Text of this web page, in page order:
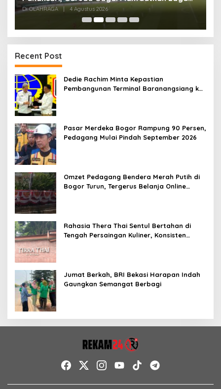
Kandang
Di OLAHRAGA 4 Agustus 2026
Recent Post
Dedie Rachim Minta Kepastian
Pembangunan Terminal Baranangsiang ke
Pasar Merdeka Bogor Rampung 90 Persen,
Pedagang Mulai Pindah September 2026
Omzet Pedagang Bendera Merah Putih di
Bogor Turun, Tergerus Belanja Online
Rahasia Thera Thai Sentul Bertahan di
Tengah Persaingan Kuliner, Konsisten
Jumat Berkah, BRI Bekasi Harapan Indah
Gaungkan Semangat Berbagi